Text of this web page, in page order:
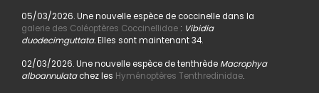
05/03/2026. Une nouvelle espèce de coccinelle dans la
galerie des Coléoptères Coccinellidae: Vibidia
duodecimguttata.Elles sont maintenant 34.
02/03/2026. Une nouvelle espèce de tenthrède Macrophya
alboannulatachez les Hyménoptères Tenthredinidae.